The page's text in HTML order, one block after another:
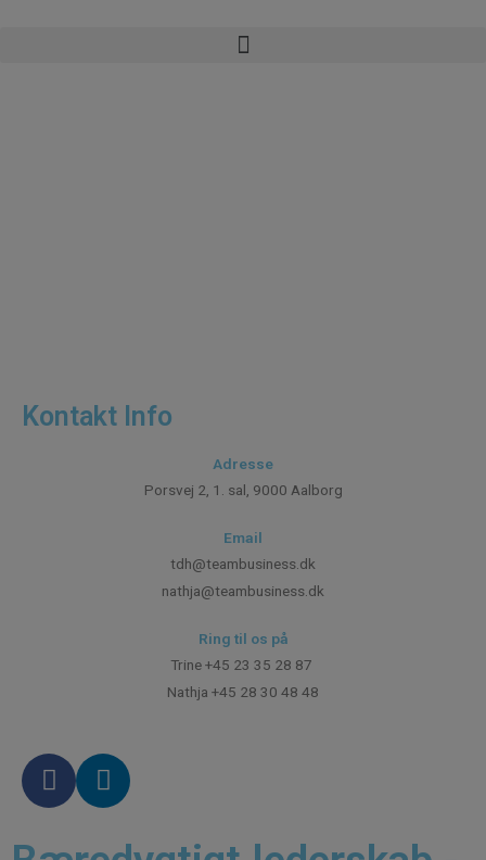
Kontakt Info
Adresse
Porsvej 2, 1. sal, 9000 Aalborg
Email
tdh@teambusiness.dk
nathja@teambusiness.dk
Ring til os på
Trine +45 23 35 28 87
Nathja +45 28 30 48 48